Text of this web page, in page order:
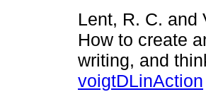
Lent, R. C. and
How to create
writing, and
voigtDLinAction